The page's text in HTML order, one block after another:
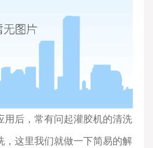
后，常有问起灌胶机的清洗
，这里我们就做一下简易的解